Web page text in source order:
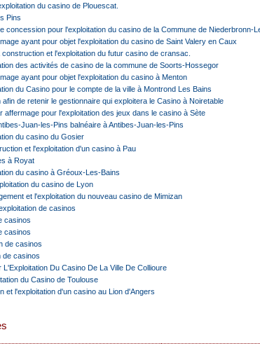
du casino de Plouescat.
Pins
concession pour l'exploitation du casino de la Commune de Niederbronn-
ayant pour objet l'exploitation du casino de Saint Valery en Caux
et l'exploitation du futur casino de cransac.
des activités de casino de la commune de Soorts-Hossegor
ayant pour objet l'exploitation du casino à Menton
du Casino pour le compte de la ville à Montrond Les Bains
de retenir le gestionnaire qui exploitera le Casino à Noiretable
pour l'exploitation des jeux dans le casino à Sète
Juan-les-Pins balnéaire à Antibes-Juan-les-Pins
du casino du Gosier
et l'exploitation d'un casino à Pau
à Royat
du casino à Gréoux-Les-Bains
du casino de Lyon
et l'exploitation du nouveau casino de Mimizan
de casinos
casinos
casinos
de casinos
de casinos
Du Casino De La Ville De Collioure
du Casino de Toulouse
et l'exploitation d'un casino au Lion d'Angers